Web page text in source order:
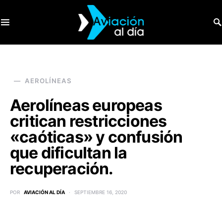
AEROLÍNEAS
Aerolíneas europeas
critican restricciones
«caóticas» y confusión
que dificultan la
recuperación.
POR AVIACIÓN AL DÍA SEPTIEMBRE 16, 2020